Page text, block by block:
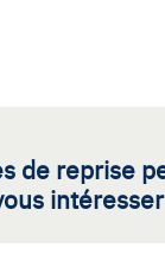
de reprise
intéresser